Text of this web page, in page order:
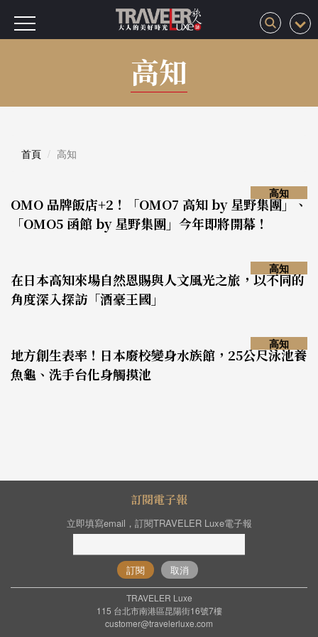
高知
首頁 高知
OMO 品牌飯店+2！「OMO7 高知 by 星野集團」、
「OMO5 函館 by 星野集團」今年即將開幕！
高知
在日本高知來場自然恩賜與人文風光之旅，以不同的
角度深入探訪「酒豪王國」
高知
地方創生表率！日本廢校變身水族館，25公尺泳池養
魚龜、洗手台化身觸摸池
高知
訂閱電子報
立即填寫email，訂閱TRAVELER Luxe電子報
訂閱 取消
TRAVELER Luxe
115 台北市南港區昆陽街16號7樓
customer@travelerluxe.com